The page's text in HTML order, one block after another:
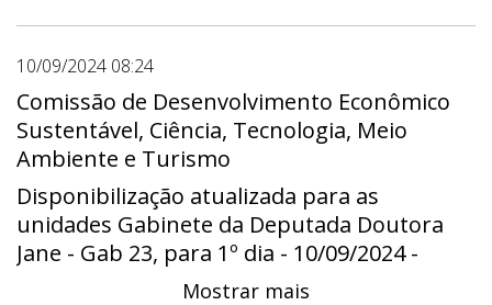
10/09/2024 08:24
Comissão de Desenvolvimento Econômico
Sustentável, Ciência, Tecnologia, Meio
Ambiente e Turismo
Disponibilização atualizada para as
unidades Gabinete da Deputada Doutora
Jane - Gab 23, para 1º dia - 10/09/2024 -
00:00 até último dia - 23/09/2024 - 23:59
Mostrar mais